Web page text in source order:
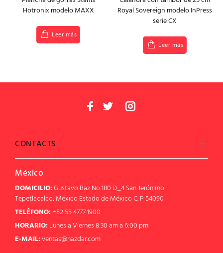
Hotronix modelo MAXX
Leer más
Royal Sovereign modelo InPress
serie CX
Leer más
CONTACTS
México
DOMICILIO:Gustavo Baz No 180 D_4 San Jerónimo
Tepetlacalco, México Estado de México C. P 54090
TELÉFONO:+52 55 4777 1900
HORARIO: Lunes a Viernes 8:30 am a 6:00 pm
E-MAIL:ventas@nazdar.com